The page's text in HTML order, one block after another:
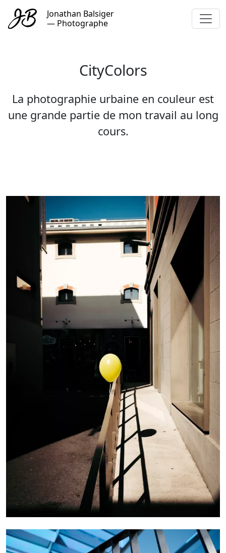
Aller au contenu principal
Jonathan Balsiger
— Photographe
CityColors
La photographie urbaine en couleur est
une grande partie de mon travail au long
cours.